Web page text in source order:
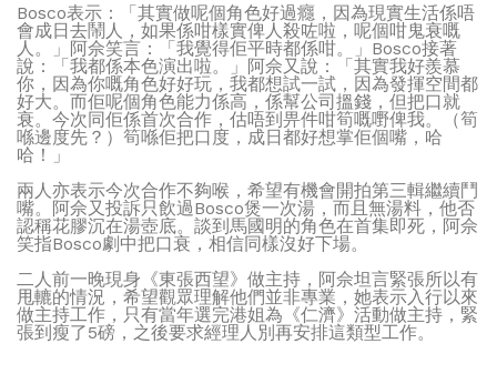
Bosco表示：「其實做呢個角色好過癮，因為現實生活係唔
會成日去鬧人，如果係咁樣實俾人殺咗啦，呢個咁鬼衰嘅
人。」阿佘笑言：「我覺得佢平時都係咁。」Bosco接著
說：「我都係本色演出啦。」阿佘又說：「其實我好羨慕
你，因為你嘅角色好好玩，我都想試一試，因為發揮空間都
好大。而佢呢個角色能力係高，係幫公司搵錢，但把口就
衰。今次同佢係首次合作，估唔到畀件咁筍嘅嘢俾我。（筍
喺邊度先？）筍喺佢把口度，成日都好想掌佢個嘴，哈
哈！」
兩人亦表示今次合作不夠喉，希望有機會開拍第三輯繼續鬥
嘴。阿佘又投訴只飲過Bosco煲一次湯，而且無湯料，他否
認稱花膠沉在湯壺底。談到馬國明的角色在首集即死，阿佘
笑指Bosco劇中把口衰，相信同樣沒好下場。
二人前一晚現身《東張西望》做主持，阿佘坦言緊張所以有
甩轆的情況，希望觀眾理解他們並非專業，她表示入行以來
做主持工作，只有當年選完港姐為《仁濟》活動做主持，緊
張到瘦了5磅，之後要求經理人別再安排這類型工作。